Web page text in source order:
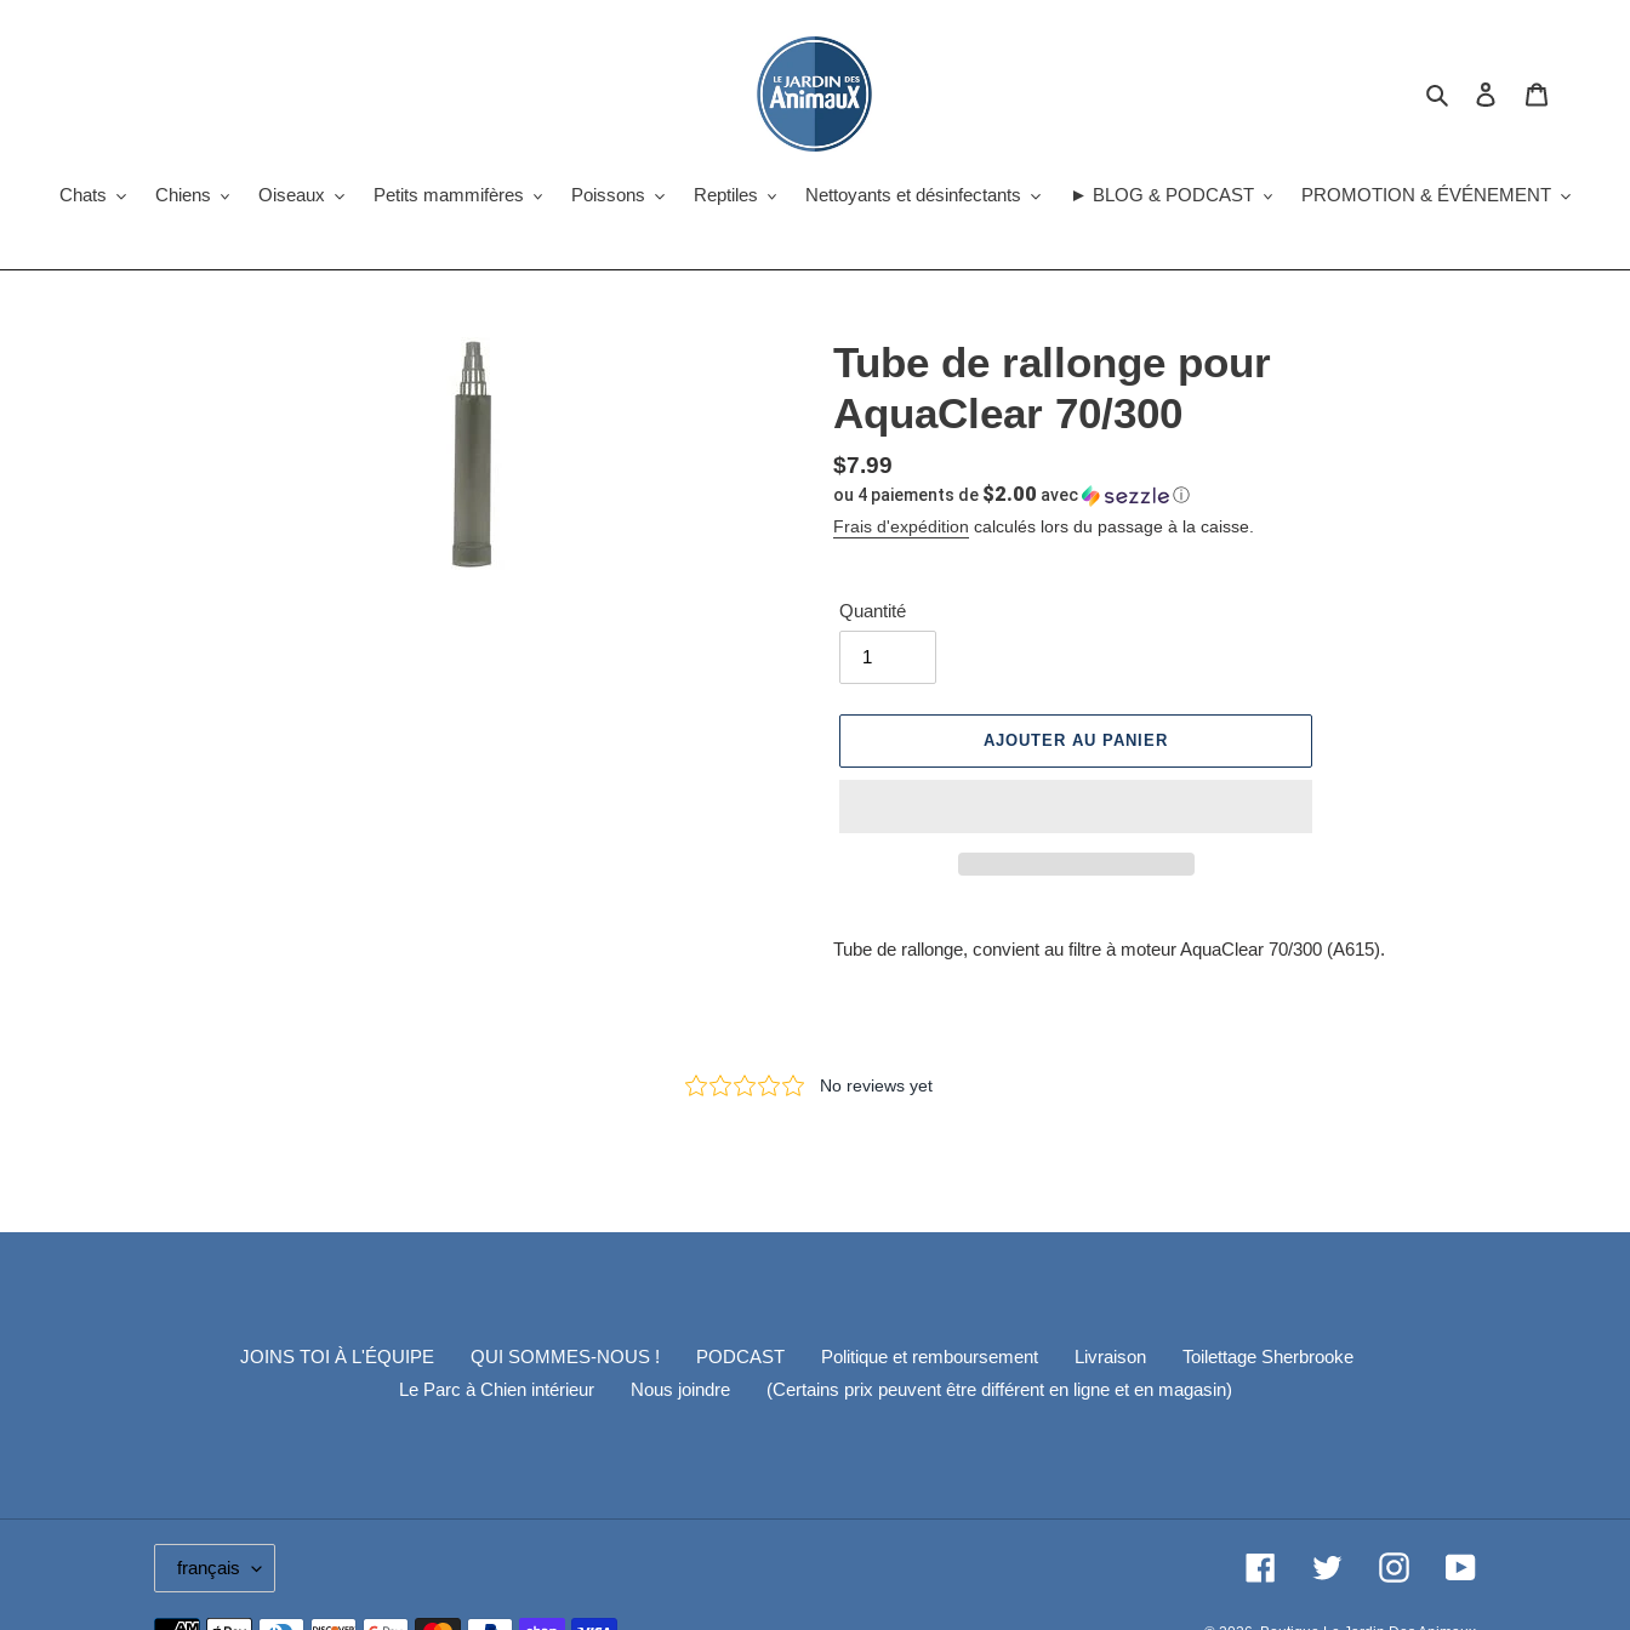
RechercherSe connecter
Chats Chiens Oiseaux Petits mammifères Poissons Reptiles Nettoyants et désinfectants ► BLOG & PODCAST PROMOTION & ÉVÉNEMENT
Tube de rallonge pour
AquaClear 70/300
Prix
normal
$7.99
ou 4 paiements de $2.00 avec
ⓘ
Frais d'expédition calculés lors du passage à la caisse.
Quantité
AJOUTER AU PANIER
d'un
Tube de rallonge, convient au filtre à moteur AquaClear 70/300 (A615).
JOINS TOI À L'ÉQUIPE QUI SOMMES-NOUS ! PODCAST Politique et remboursement Livraison
Toilettage Sherbrooke
Le Parc à Chien intérieur
Nous joindre (Certains prix peuvent être différent en ligne et en magasin)
A
N
français Facebook Twitter InstagramYouTube